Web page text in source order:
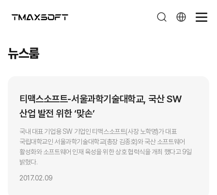
뉴스룸
뉴스룸
티맥스소프트-서울과학기술대학교, 국산 SW
산업 발전 위한 ‘맞손’
국내 대표 기업용 SW 기업인 티맥스소프트(사장 노학명)가 대표
국립대학교인 서울과학기술대학교(총장 김종호)와 국산 소프트웨어
활성화와 소프트웨어 인재 육성을 위한 상호 협력식을 개최 했다고 9일
밝혔다.
2017.02.09